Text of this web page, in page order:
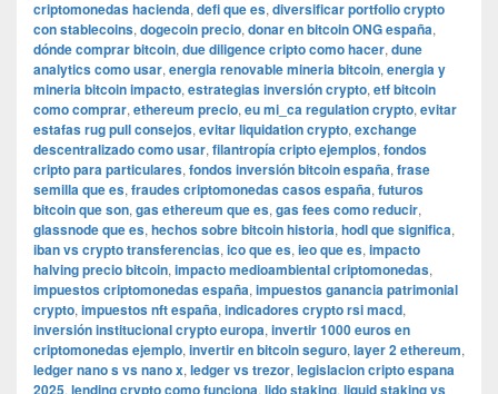
criptomonedas hacienda, defi que es, diversificar portfolio crypto
con stablecoins, dogecoin precio, donar en bitcoin ONG españa,
dónde comprar bitcoin, due diligence cripto como hacer, dune
analytics como usar, energia renovable mineria bitcoin, energia y
mineria bitcoin impacto, estrategias inversión crypto, etf bitcoin
como comprar, ethereum precio, eu mi_ca regulation crypto, evitar
estafas rug pull consejos, evitar liquidation crypto, exchange
descentralizado como usar, filantropía cripto ejemplos, fondos
cripto para particulares, fondos inversión bitcoin españa, frase
semilla que es, fraudes criptomonedas casos españa, futuros
bitcoin que son, gas ethereum que es, gas fees como reducir,
glassnode que es, hechos sobre bitcoin historia, hodl que significa,
iban vs crypto transferencias, ico que es, ieo que es, impacto
halving precio bitcoin, impacto medioambiental criptomonedas,
impuestos criptomonedas españa, impuestos ganancia patrimonial
crypto, impuestos nft españa, indicadores crypto rsi macd,
inversión institucional crypto europa, invertir 1000 euros en
criptomonedas ejemplo, invertir en bitcoin seguro, layer 2 ethereum,
ledger nano s vs nano x, ledger vs trezor, legislacion cripto espana
2025, lending crypto como funciona, lido staking, liquid staking vs